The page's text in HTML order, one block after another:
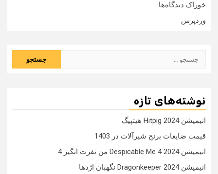
خوراک دیدگاه‌ها
وردپرس
نوشته‌های تازه
انیمیشن Hitpig 2024 هیتپیگ
قیمت ضایعات برنج شیرآلات در 1403
انیمیشن Despicable Me 4 2024 من نفرت انگیز 4
انیمیشن Dragonkeeper 2024 نگهبان اژدها